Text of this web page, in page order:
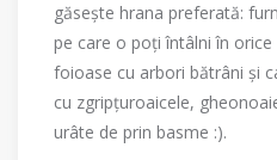
găsește hrana preferată:
pe care o poți întâlni în
foioase cu arbori bătrâni și
cu zgripțuroaicele,
urâte de prin basme :).